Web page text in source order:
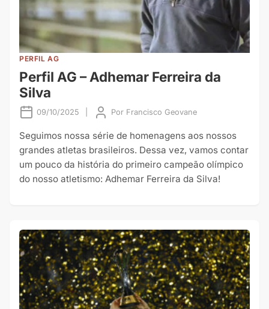
PERFIL AG
Perfil AG – Adhemar Ferreira da
Silva
09/10/2025 Por Francisco Geovane
Seguimos nossa série de homenagens aos nossos
grandes atletas brasileiros. Dessa vez, vamos contar
um pouco da história do primeiro campeão olímpico
do nosso atletismo: Adhemar Ferreira da Silva!